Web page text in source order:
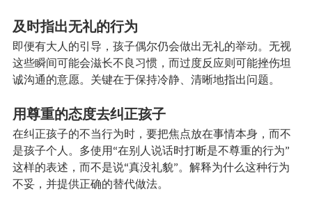
及时指出无礼的行为
即便有大人的引导，孩子偶尔仍会做出无礼的举动。无视
这些瞬间可能会滋长不良习惯，而过度反应则可能挫伤坦
诚沟通的意愿。关键在于保持冷静、清晰地指出问题。
用尊重的态度去纠正孩子
在纠正孩子的不当行为时，要把焦点放在事情本身，而不
是孩子个人。多使用“在别人说话时打断是不尊重的行为”
这样的表述，而不是说“真没礼貌”。解释为什么这种行为
不妥，并提供正确的替代做法。